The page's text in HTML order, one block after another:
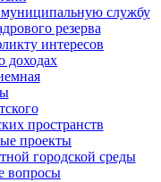
службу
резерва
интересов
доходах
пространств
проекты
городской среды
вопросы